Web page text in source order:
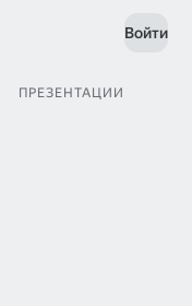
Войти
ПРЕЗЕНТАЦИИ